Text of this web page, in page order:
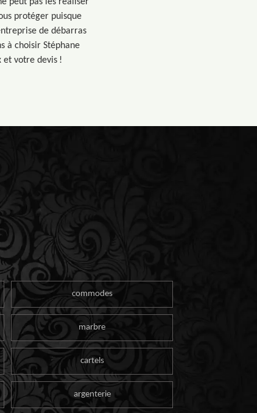
protéger puisque
de débarras
à choisir Stéphane
et votre devis !
commodes
marbre
cartels
argenterie